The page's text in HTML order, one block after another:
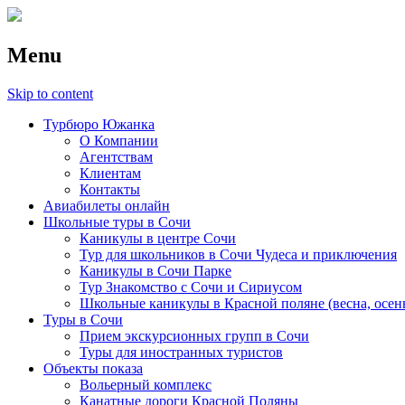
Menu
Skip to content
Турбюро Южанка
О Компании
Агентствам
Клиентам
Контакты
Авиабилеты онлайн
Школьные туры в Сочи
Каникулы в центре Сочи
Тур для школьников в Сочи Чудеса и приключения
Каникулы в Сочи Парке
Тур Знакомство с Сочи и Сириусом
Школьные каникулы в Красной поляне (весна,
Туры в Сочи
Прием экскурсионных групп в Сочи
Туры для иностранных туристов
Объекты показа
Вольерный комплекс
Канатные дороги Красной Поляны